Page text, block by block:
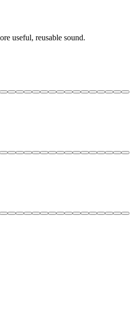
useful, reusable sound.